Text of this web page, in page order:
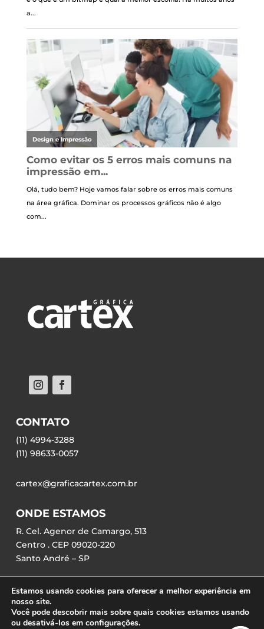
CONTATO
(11) 4994-3288
(11) 98633-0057
cartex@graficacartex.com.br
ONDE ESTAMOS
R. Cel. Agenor de Camargo, 513
Centro . CEP 09020-220
Santo André – SP
Estamos usando cookies para oferecer a melhor experiência em
nosso site.
Você pode descobrir mais sobre quais cookies estamos usando
ou desativá-los em configurações.